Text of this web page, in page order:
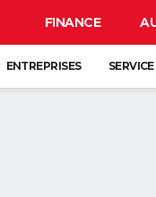
FINANCE
ENTREPRISES